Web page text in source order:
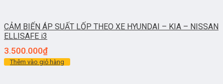
CẢM BIẾN ÁP SUẤT LỐP THEO XE HYUNDAI – KIA – NISSAN
ELLISAFE i3
3.500.000₫
Thêm vào giỏ hàng